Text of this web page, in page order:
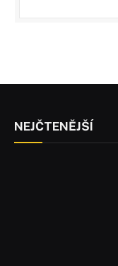
NEJČTENĚJŠÍ